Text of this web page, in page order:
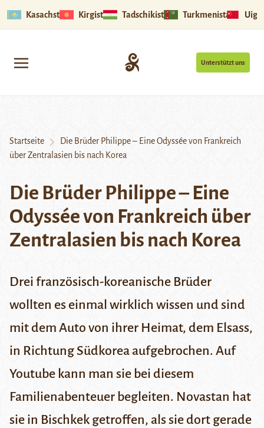
Kasachstan Kirgistan Tadschikistan Turkmenistan
Unterstützt uns
Startseite
Die Brüder Philippe – Eine Odyssée von Frankreich
über Zentralasien bis nach Korea
Die Brüder Philippe – Eine
Odyssée von Frankreich über
Zentralasien bis nach Korea
Drei französisch-koreanische Brüder
wollten es einmal wirklich wissen und sind
mit dem Auto von ihrer Heimat, dem Elsass,
in Richtung Südkorea aufgebrochen. Auf
Youtube kann man sie bei diesem
Familienabenteuer begleiten. Novastan hat
sie in Bischkek getroffen, als sie dort gerade